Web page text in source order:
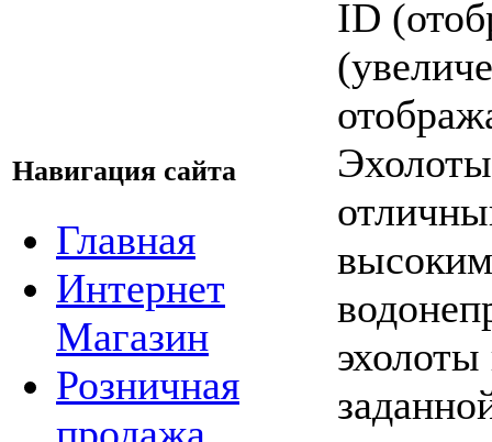
Навигация сайта
Главная
Интернет
Магазин
Розничная
ID